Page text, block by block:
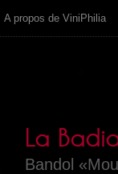
A propos de ViniPhilia
La
Bandol